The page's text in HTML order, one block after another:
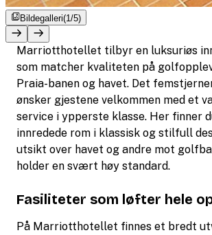
Bildegalleri(1/5)
Marriotthotellet tilbyr en luksuriøs
som matcher kvaliteten på
Praia-banen og havet. Det
ønsker gjestene velkommen med et
service i ypperste klasse. Her finner
innredede rom i klassisk og stilfull
utsikt over havet og andre mot
holder en svært høy standard.
Fasiliteter som løfter hele
På Marriotthotellet finnes et bredt